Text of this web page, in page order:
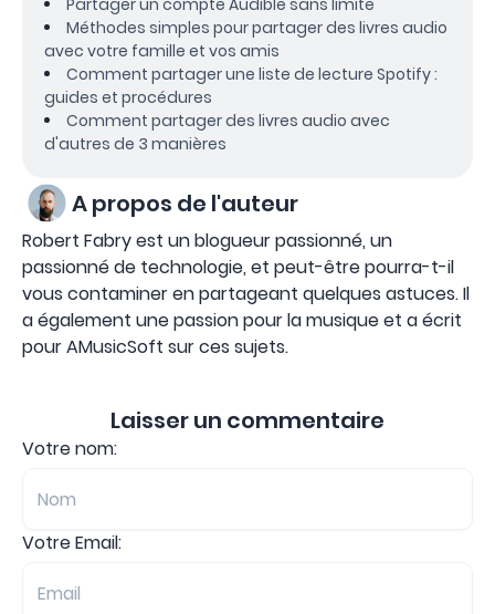
Partager un compte Audible sans limite
Méthodes simples pour partager des livres audio
avec votre famille et vos amis
Comment partager une liste de lecture Spotify :
guides et procédures
Comment partager des livres audio avec
d'autres de 3 manières
A propos de l'auteur
Robert Fabry est un blogueur passionné, un
passionné de technologie, et peut-être pourra-t-il
vous contaminer en partageant quelques astuces. Il
a également une passion pour la musique et a écrit
pour AMusicSoft sur ces sujets.
Laisser un commentaire
Votre nom:
Votre Email: